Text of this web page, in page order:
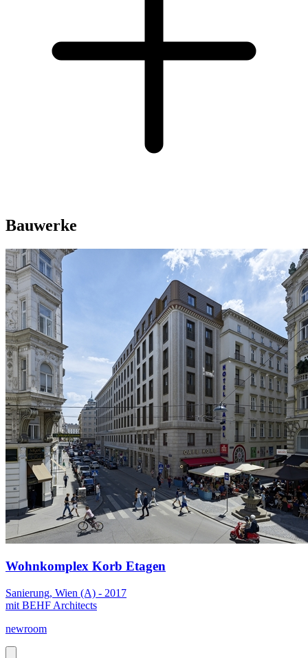
Bauwerke
Wohnkomplex Korb Etagen
Sanierung, Wien (A) - 2017
mit BEHF Architects
newroom